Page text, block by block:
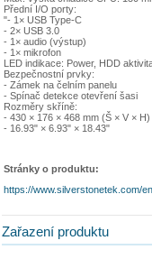
Přední I/O porty:
"- 1× USB Type-C
- 2× USB 3.0
- 1× audio (výstup)
- 1× mikrofon
LED indikace: Power, HDD
Bezpečnostní prvky:
- Zámek na čelním panelu
- Spínač detekce otevření šasi
Rozměry skříně:
- 430 × 176 × 468 mm (Š × V × H)
- 16.93" × 6.93" × 18.43"
Stránky o produktu:
https://www.silverstonetek.com/
Zařazení produktu